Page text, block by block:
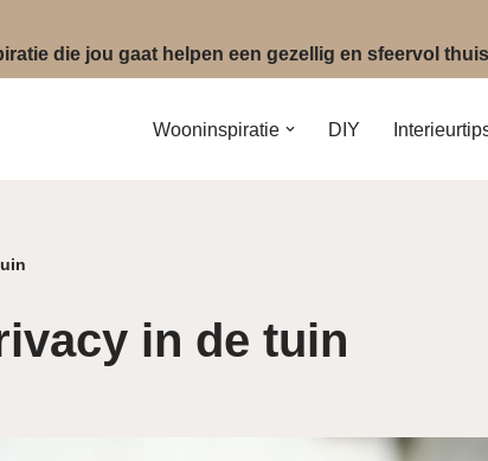
die jou gaat helpen een gezellig en sfeervol
Wooninspiratie DIY
in de tuin